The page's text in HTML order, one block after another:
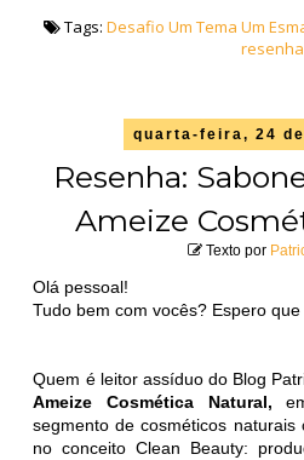
Tags: Desafio Um Tema Um
resenha
quarta-feira, 24
Resenha:
Ameize
Texto por
Olá pessoal!
Tudo bem com vocês? Espero que
Quem é leitor assíduo do Blog
Ameize Cosmética Natural,
segmento de cosméticos naturais
no conceito Clean Beauty: